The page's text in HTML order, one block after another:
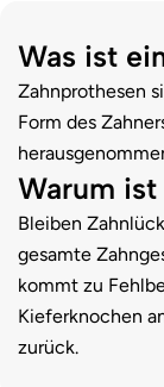
Was ist
Zahnprothesen
Form des
Warum
Bleiben
gesamte
kommt zu
Kieferknochen
zurück.